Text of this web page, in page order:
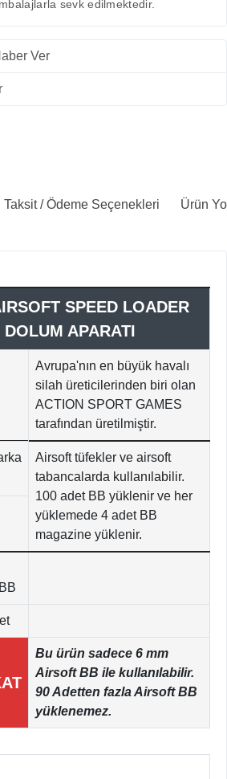
sevk edilmektedir.
Ver
Taksit / Ödeme Seçenekleri Ürün
SPEED LOADER
DOLUM APARATI
Avrupa'nın en büyük havalı
silah üreticilerinden biri olan
ACTION SPORT GAMES
tarafından üretilmiştir.
Airsoft tüfekler ve airsoft
tabancalarda kullanılabilir.
100 adet BB yüklenir ve her
yüklemede 4 adet BB
magazine yüklenir.
Bu ürün sadece 6 mm
Airsoft BB ile kullanılabilir.
90 Adetten fazla Airsoft BB
yüklenemez.